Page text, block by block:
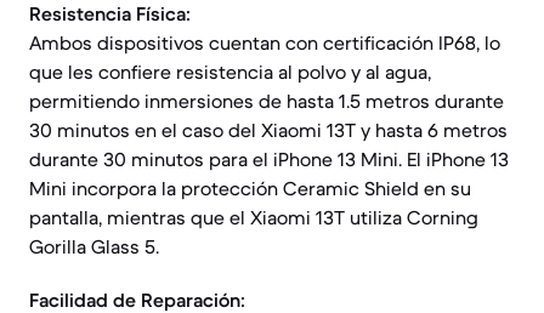
Resistencia Física:
Ambos dispositivos cuentan con certificación IP68, lo
que les confiere resistencia al polvo y al agua,
permitiendo inmersiones de hasta 1.5 metros durante
30 minutos en el caso del Xiaomi 13T y hasta 6 metros
durante 30 minutos para el iPhone 13 Mini. El iPhone 13
Mini incorpora la protección Ceramic Shield en su
pantalla, mientras que el Xiaomi 13T utiliza Corning
Gorilla Glass 5.
Facilidad de Reparación: